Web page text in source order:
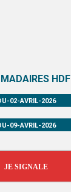
HDF
02-AVRIL-2026
09-AVRIL-2026
JE SIGNALE